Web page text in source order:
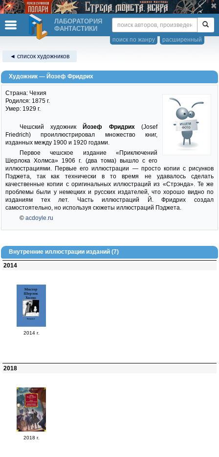
ЛАБОРАТОРИЯ
ФАНТАСТИКИ
расширенный
поиск по жанру
◄ список художников
Художник — Йозеф Фридрих
Страна: Чехия
Родился: 1875 г.
Умер: 1929 г.
Чешский художник Йозеф Фридрих(Josef
Friedrich) проиллюстрировал множество книг,
изданных между 1900 и 1920 годами.
Первое чешское издание «Приключений
Шерлока Холмса» 1906 г. (два тома) вышло с его
иллюстрациями. Первые его иллюстрации — просто копии с рисунков
Пэджета, так как технически в то время не удавалось сделать
качественные копии с оригинальных иллюстраций из «Стрэнда». Те же
проблемы были у немецких и русских издателей, что хорошо видно по
изданиям тех лет. Часть иллюстраций Й. Фридрих создал
самостоятельно, но используя сюжеты иллюстраций Пэджета.
© acdoyle.ru
Внутренние иллюстрации изданий (7)
2014
2014 г.
2018
2018 г.